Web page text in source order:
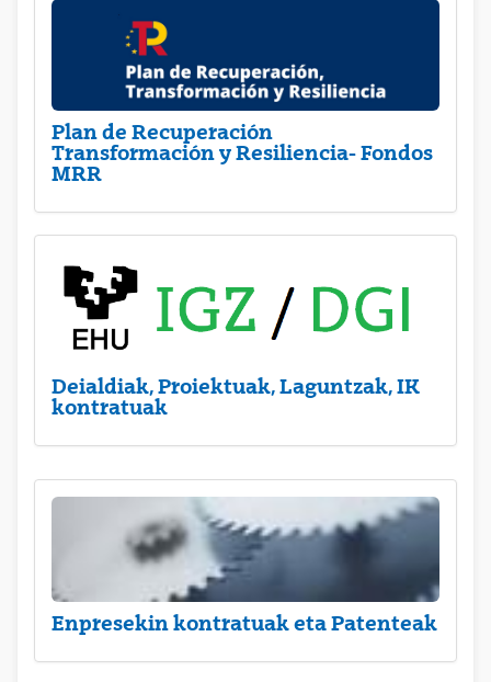
Plan de Recuperación
Transformación y Resiliencia- Fondos
MRR
Deialdiak, Proiektuak, Laguntzak, IK
kontratuak
Enpresekin kontratuak eta Patenteak